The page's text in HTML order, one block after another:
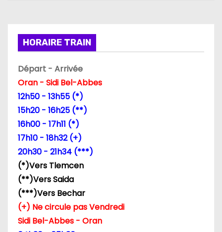
o
d
e
a
r
t
HORAIRE TRAIN
Départ - Arrivée
Oran - Sidi Bel-Abbes
12h50 - 13h55 (*)
15h20 - 16h25 (**)
16h00 - 17h11 (*)
17h10 - 18h32 (+)
20h30 - 21h34 (***)
(*)Vers Tlemcen
(**)Vers Saida
(***)Vers Bechar
(+) Ne circule pas Vendredi
Sidi Bel-Abbes - Oran